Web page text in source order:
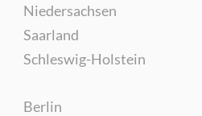
Niedersachsen
Saarland
Schleswig-Holstein
Berlin